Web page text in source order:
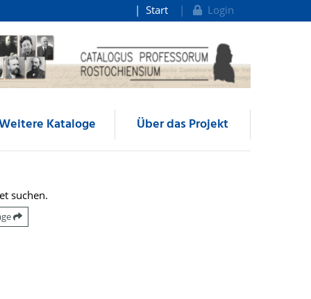
Start Login
Kataloge Über das Projekt
suchen.